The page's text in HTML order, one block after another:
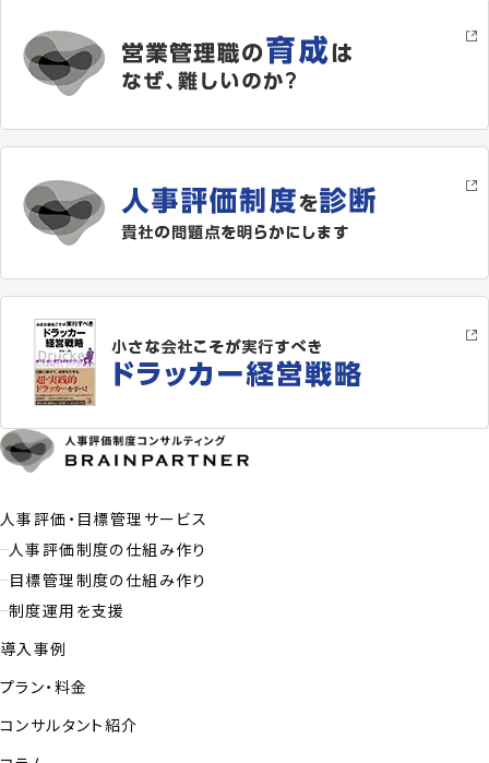
人事評価・目標管理サービス
人事評価制度の仕組み作り
目標管理制度の仕組み作り
制度運用を支援
導入事例
プラン・料金
コンサルタント紹介